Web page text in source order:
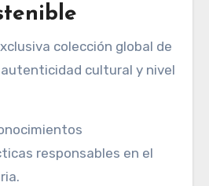
colección global de
cultural y nivel
responsables en el